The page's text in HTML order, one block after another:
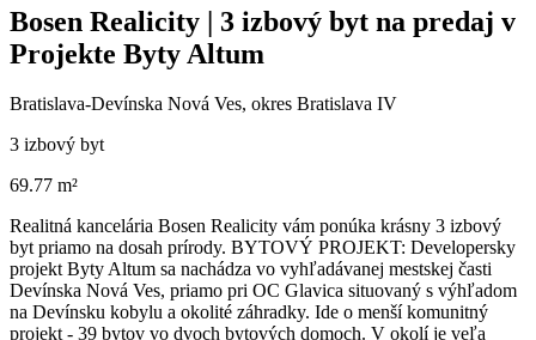
Bosen Realicity | 3 izbový byt na predaj v
Projekte Byty Altum
Bratislava-Devínska Nová Ves, okres Bratislava IV
3 izbový byt
69.77 m²
Realitná kancelária Bosen Realicity vám ponúka krásny 3 izbový
byt priamo na dosah prírody. BYTOVÝ PROJEKT: Developersky
projekt Byty Altum sa nachádza vo vyhľadávanej mestskej časti
Devínska Nová Ves, priamo pri OC Glavica situovaný s výhľadom
na Devínsku kobylu a okolité záhradky. Ide o menší komunitný
projekt - 39 bytov vo dvoch bytových domoch. V okolí je veľa